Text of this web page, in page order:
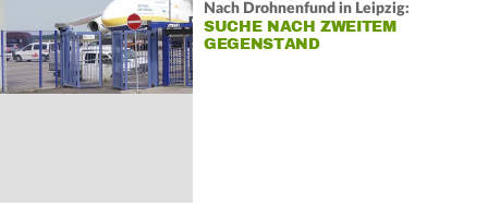
Nach Drohnenfund in Leipzig:
SUCHE NACH ZWEITEM
GEGENSTAND